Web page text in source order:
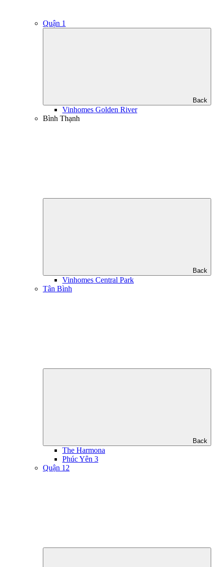
Quận 1
Back
Vinhomes Golden River
Bình Thạnh
Back
Vinhomes Central Park
Tân Bình
Back
The Harmona
Phúc Yên 3
Quận 12